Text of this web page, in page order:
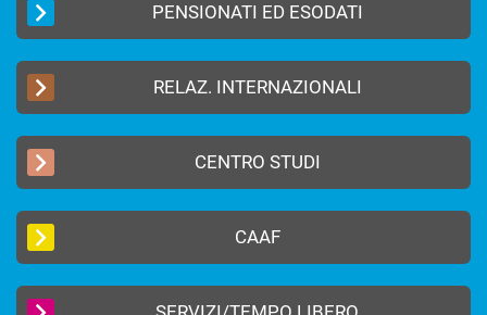
PENSIONATI ED ESODATI
RELAZ. INTERNAZIONALI
CENTRO STUDI
CAAF